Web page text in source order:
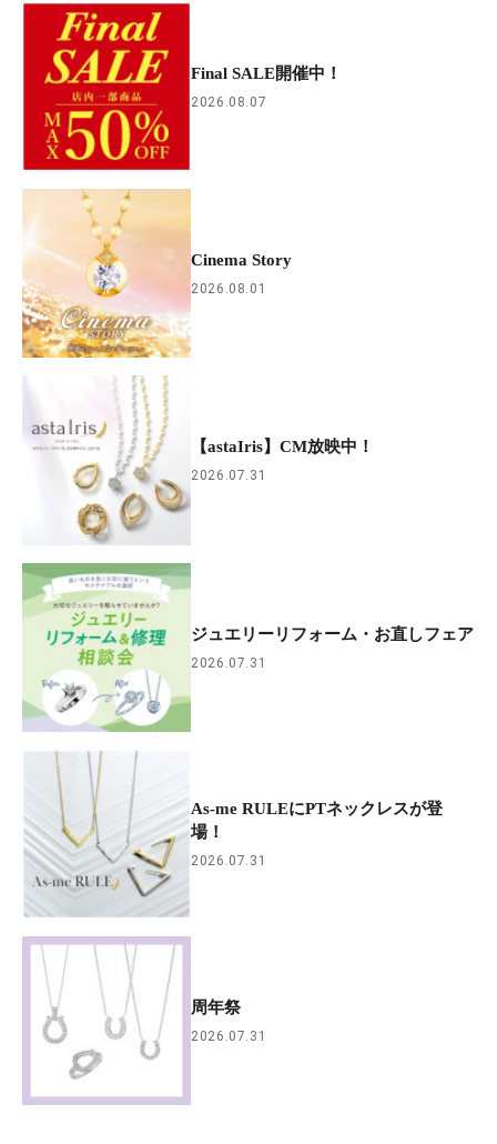
Final SALE開催中！
2026.08.07
Cinema Story
2026.08.01
【astaIris】CM放映中！
2026.07.31
ジュエリーリフォーム・お直しフェア
2026.07.31
As-me RULEにPTネックレスが登
場！
2026.07.31
周年祭
2026.07.31